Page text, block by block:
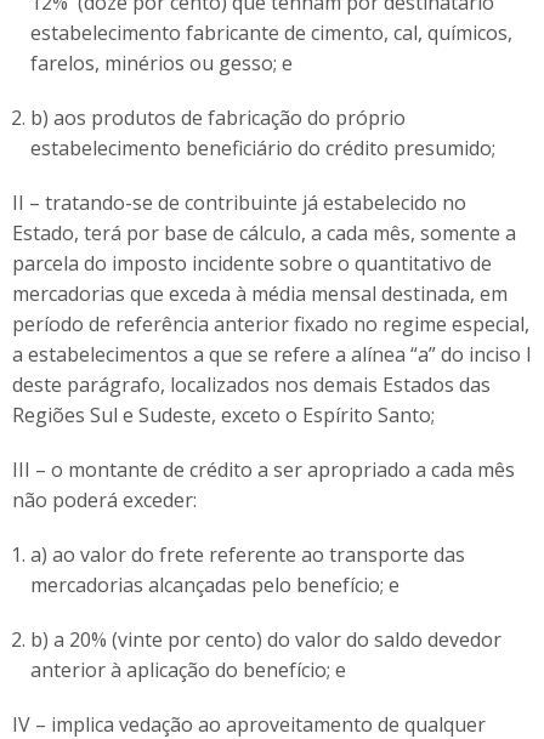
estabelecimento fabricante de cimento, cal, químicos,
farelos, minérios ou gesso; e
b) aos produtos de fabricação do próprio
estabelecimento beneficiário do crédito presumido;
II – tratando-se de contribuinte já estabelecido no
Estado, terá por base de cálculo, a cada mês, somente a
parcela do imposto incidente sobre o quantitativo de
mercadorias que exceda à média mensal destinada, em
período de referência anterior fixado no regime especial,
a estabelecimentos a que se refere a alínea “a” do inciso I
deste parágrafo, localizados nos demais Estados das
Regiões Sul e Sudeste, exceto o Espírito Santo;
III – o montante de crédito a ser apropriado a cada mês
não poderá exceder:
a) ao valor do frete referente ao transporte das
mercadorias alcançadas pelo benefício; e
b) a 20% (vinte por cento) do valor do saldo devedor
anterior à aplicação do benefício; e
IV – implica vedação ao aproveitamento de qualquer